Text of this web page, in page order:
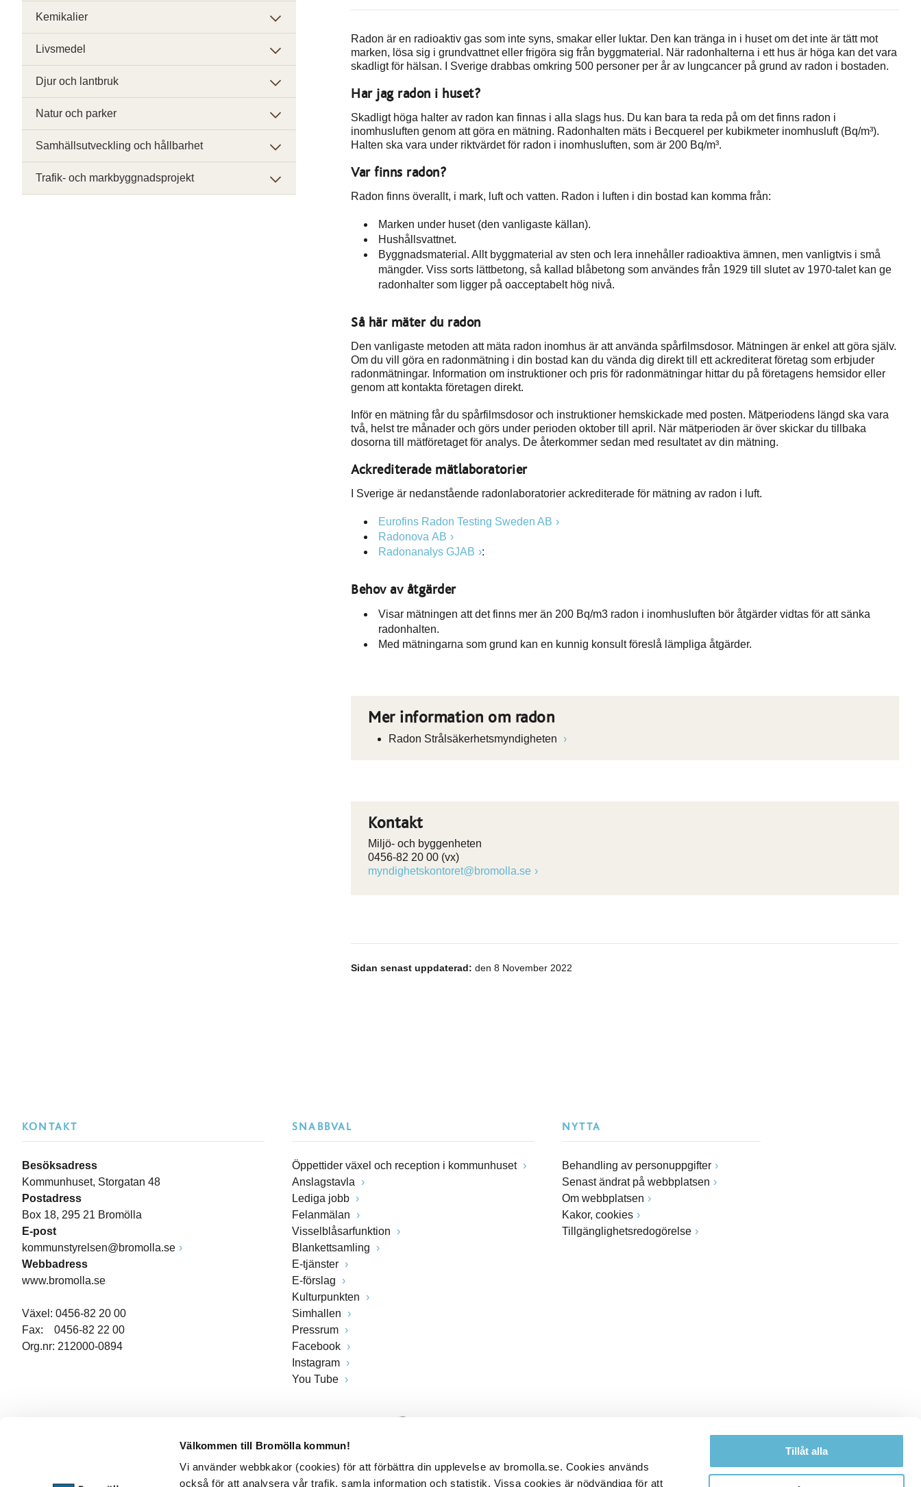
Välkommen till Bromölla kommun!
Vi använder webbkakor (cookies) för att förbättra din upplevelse av bromolla.se. Cookies används
också för att analysera vår trafik, samla information och statistik. Vissa cookies är nödvändiga för att
Tillåt alla
Radon är en radioaktiv gas som inte syns, smakar eller luktar. Den kan tränga in i huset om det inte är tätt mot
marken, lösa sig i grundvattnet eller frigöra sig från byggmaterial. När radonhalterna i ett hus är höga kan det vara
skadligt för hälsan. I Sverige drabbas omkring 500 personer per år av lungcancer på grund av radon i bostaden.
Har jag radon i huset?
Skadligt höga halter av radon kan finnas i alla slags hus. Du kan bara ta reda på om det finns radon i
inomhusluften genom att göra en mätning. Radonhalten mäts i Becquerel per kubikmeter inomhusluft (Bq/m³).
Halten ska vara under riktvärdet för radon i inomhusluften, som är 200 Bq/m³.
Var finns radon?
Radon finns överallt, i mark, luft och vatten. Radon i luften i din bostad kan komma från:
Marken under huset (den vanligaste källan).
Hushållsvattnet.
Byggnadsmaterial. Allt byggmaterial av sten och lera innehåller radioaktiva ämnen, men vanligtvis i små
mängder. Viss sorts lättbetong, så kallad blåbetong som användes från 1929 till slutet av 1970-talet kan ge
radonhalter som ligger på oacceptabelt hög nivå.
Så här mäter du radon
Den vanligaste metoden att mäta radon inomhus är att använda spårfilmsdosor. Mätningen är enkel att göra själv.
Om du vill göra en radonmätning i din bostad kan du vända dig direkt till ett ackrediterat företag som erbjuder
radonmätningar. Information om instruktioner och pris för radonmätningar hittar du på företagens hemsidor eller
genom att kontakta företagen direkt.
Inför en mätning får du spårfilmsdosor och instruktioner hemskickade med posten. Mätperiodens längd ska vara
två, helst tre månader och görs under perioden oktober till april. När mätperioden är över skickar du tillbaka
dosorna till mätföretaget för analys. De återkommer sedan med resultatet av din mätning.
Ackrediterade mätlaboratorier
I Sverige är nedanstående radonlaboratorier ackrediterade för mätning av radon i luft.
Eurofins Radon Testing Sweden AB
Radonova AB
Radonanalys GJAB
:
Behov av åtgärder
Visar mätningen att det finns mer än 200 Bq/m3 radon i inomhusluften bör åtgärder vidtas för att sänka
radonhalten.
Med mätningarna som grund kan en kunnig konsult föreslå lämpliga åtgärder.
Mer information om radon
Radon Strålsäkerhetsmyndigheten
Kontakt
Miljö- och byggenheten
0456-82 20 00 (vx)
myndighetskontoret@bromolla.se
Sidan senast uppdaterad: den 8 November 2022
Kemikalier
Livsmedel
Djur och lantbruk
Natur och parker
Samhällsutveckling och hållbarhet
Trafik- och markbyggnadsprojekt
KONTAKT
Besöksadress
Kommunhuset, Storgatan 48
Postadress
Box 18, 295 21 Bromölla
E-post
kommunstyrelsen@bromolla.se
Webbadress
www.bromolla.se
Växel: 0456-82 20 00
Fax: 0456-82 22 00
Org.nr: 212000-0894
SNABBVAL
Öppettider växel och reception i kommunhuset
Anslagstavla
Lediga jobb
Felanmälan
Visselblåsarfunktion
Blankettsamling
E-tjänster
E-förslag
Kulturpunkten
Simhallen
Pressrum
Facebook
Instagram
You Tube
NYTTA
Behandling av personuppgifter
Senast ändrat på webbplatsen
Om webbplatsen
Kakor, cookies
Tillgänglighetsredogörelse